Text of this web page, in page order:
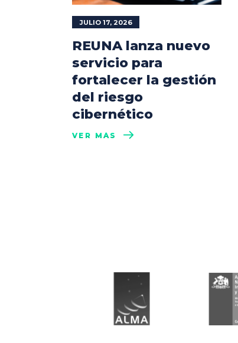
JULIO 17, 2026
REUNA lanza nuevo
servicio para
fortalecer la gestión
del riesgo
cibernético
VER MÁS